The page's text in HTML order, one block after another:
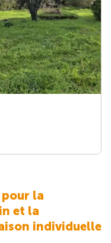
la
et la
individuelle